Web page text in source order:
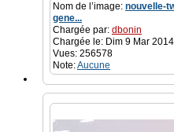
Nom de l’image: nouvelle-
gene...
Chargée par: dbonin
Chargée le: Dim 9 Mar
Vues: 256578
Note:Aucune